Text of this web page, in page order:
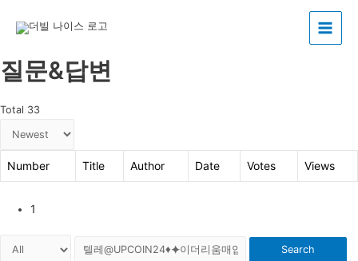
Main
질문&답변
Total 33
Number Title Author Date Votes Views
1
Search